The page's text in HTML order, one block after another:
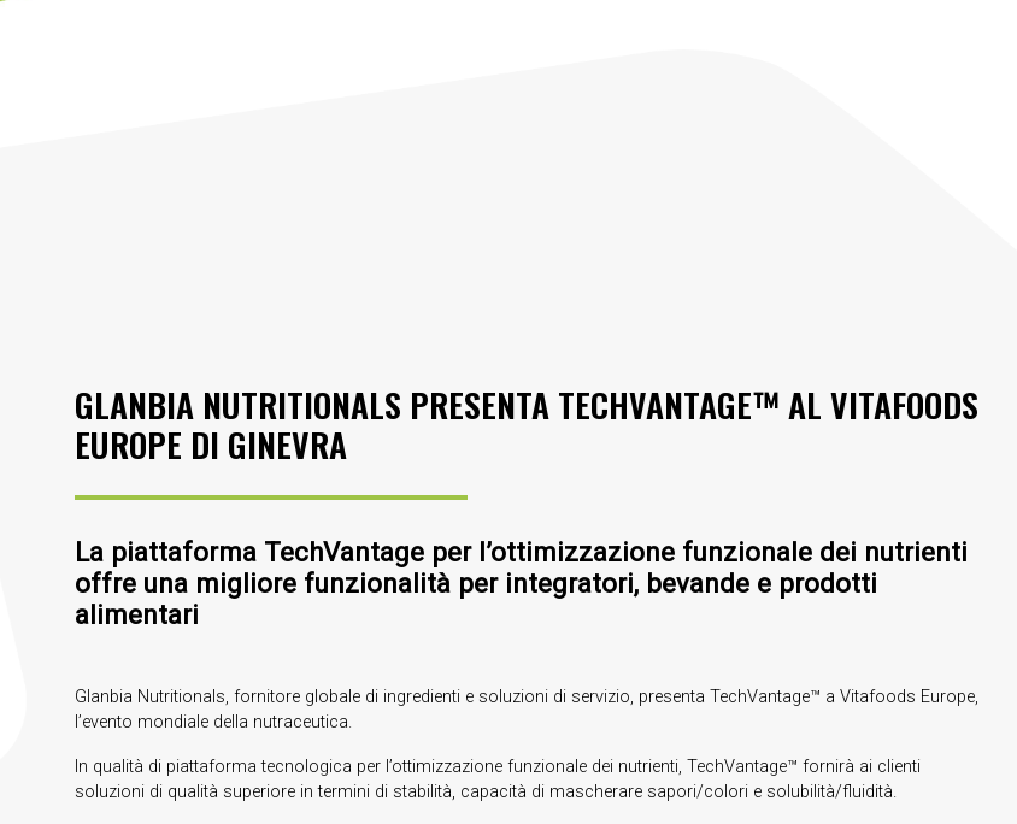
GLANBIA NUTRITIONALS PRESENTA TECHVANTAGE™ AL VITAFOODS
EUROPE DI GINEVRA
La piattaforma TechVantage per l’ottimizzazione funzionale dei nutrienti
offre una migliore funzionalità per integratori, bevande e prodotti
alimentari
Glanbia Nutritionals, fornitore globale di ingredienti e soluzioni di servizio, presenta TechVantage™ a Vitafoods Europe,
l’evento mondiale della nutraceutica.
In qualità di piattaforma tecnologica per l’ottimizzazione funzionale dei nutrienti, TechVantage™ fornirà ai clienti
soluzioni di qualità superiore in termini di stabilità, capacità di mascherare sapori/colori e solubilità/fluidità.